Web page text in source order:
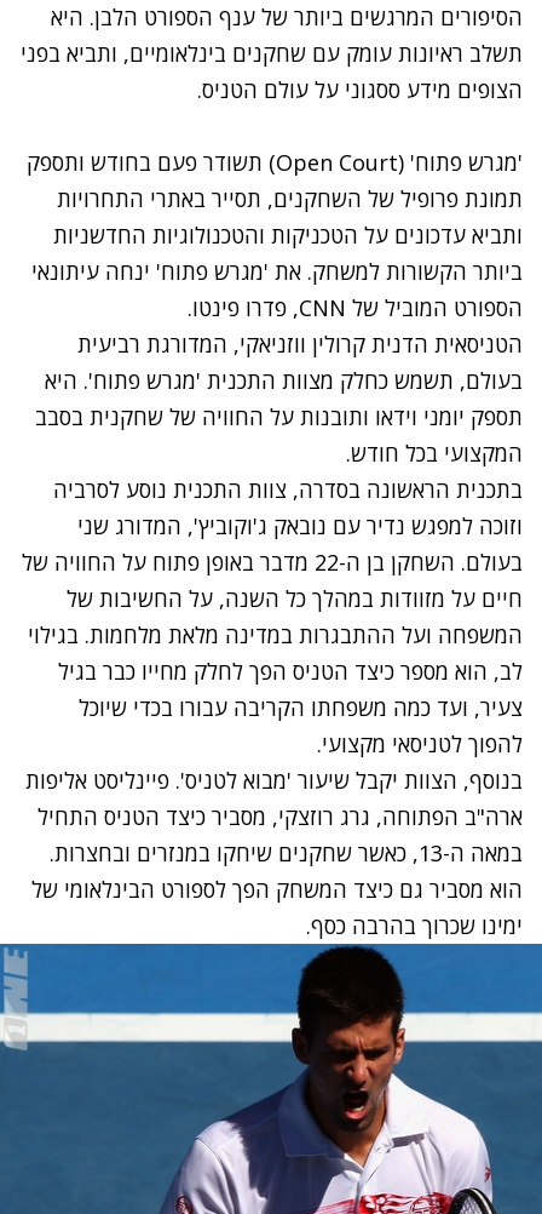
הסיפורים המרגשים ביותר של ענף הספורט הלבן. היא
תשלב ראיונות עומק עם שחקנים בינלאומיים, ותביא בפני
הצופים מידע ססגוני על עולם הטניס.
'מגרש פתוח' (Open Court) תשודר פעם בחודש ותספק
תמונת פרופיל של השחקנים, תסייר באתרי התחרויות
ותביא עדכונים על הטכניקות והטכנולוגיות החדשניות
ביותר הקשורות למשחק. את 'מגרש פתוח' ינחה עיתונאי
הספורט המוביל של CNN, פדרו פינטו.
הטניסאית הדנית קרולין ווזניאקי, המדורגת רביעית
בעולם, תשמש כחלק מצוות התכנית 'מגרש פתוח'. היא
תספק יומני וידאו ותובנות על החוויה של שחקנית בסבב
המקצועי בכל חודש.
בתכנית הראשונה בסדרה, צוות התכנית נוסע לסרביה
וזוכה למפגש נדיר עם נובאק ג'וקוביץ', המדורג שני
בעולם. השחקן בן ה-22 מדבר באופן פתוח על החוויה של
חיים על מזוודות במהלך כל השנה, על החשיבות של
המשפחה ועל ההתבגרות במדינה מלאת מלחמות. בגילוי
לב, הוא מספר כיצד הטניס הפך לחלק מחייו כבר בגיל
צעיר, ועד כמה משפחתו הקריבה עבורו בכדי שיוכל
להפוך לטניסאי מקצועי.
בנוסף, הצוות יקבל שיעור 'מבוא לטניס'. פיינליסט אליפות
ארה"ב הפתוחה, גרג רוזצקי, מסביר כיצד הטניס התחיל
במאה ה-13, כאשר שחקנים שיחקו במנזרים ובחצרות.
הוא מסביר גם כיצד המשחק הפך לספורט הבינלאומי של
ימינו שכרוך בהרבה כסף.